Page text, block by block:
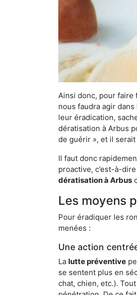
Ainsi donc, pour faire
nous faudra agir
leur éradication,
dératisation à Arbus
de guérir », et il
Il faut donc
proactive, c’est-à-
dératisation à Arbus
Les moyens
Pour éradiquer les
menées :
Une action
La lutte préventive
se sentent plus en
chat, chien, etc.).